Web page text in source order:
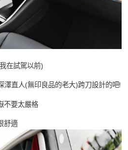
在試駕以前)
直人(無印良品的老大)跨刀設計的吧!
不要太嚴格
舒適